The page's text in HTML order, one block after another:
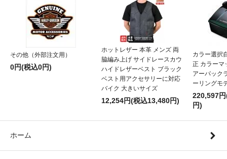
その他（外部注文用）
0円(税込0円)
ホットレザー 本革 メンズ 両
脇編み上げ サイドレースカウ
ハイドレザーベスト ブラック
ベスト用アクセサリーに対応
バイク 大きいサイズ
12,254円(税込13,480円)
カラー選択
正 カラーマ
アーパック
ーリングモ
220,597
円)
ホーム